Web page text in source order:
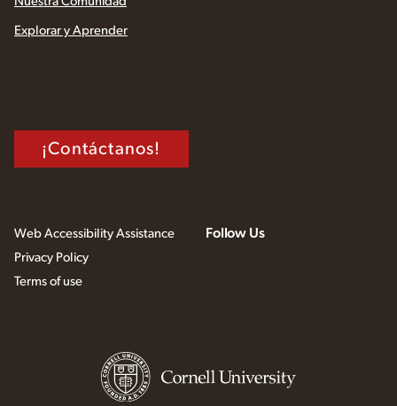
Explorar y Aprender
¡Contáctanos!
Web Accessibility Assistance
Privacy Policy
Terms of use
Follow Us